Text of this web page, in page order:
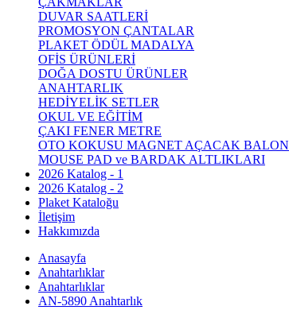
DUVAR SAATLERİ
PROMOSYON ÇANTALAR
PLAKET ÖDÜL MADALYA
OFİS ÜRÜNLERİ
DOĞA DOSTU ÜRÜNLER
ANAHTARLIK
HEDİYELİK SETLER
OKUL VE EĞİTİM
ÇAKI FENER METRE
OTO KOKUSU MAGNET AÇACAK BALON
MOUSE PAD ve BARDAK ALTLIKLARI
2026 Katalog - 1
2026 Katalog - 2
Plaket Kataloğu
İletişim
Hakkımızda
Anasayfa
Anahtarlıklar
Anahtarlıklar
AN-5890 Anahtarlık